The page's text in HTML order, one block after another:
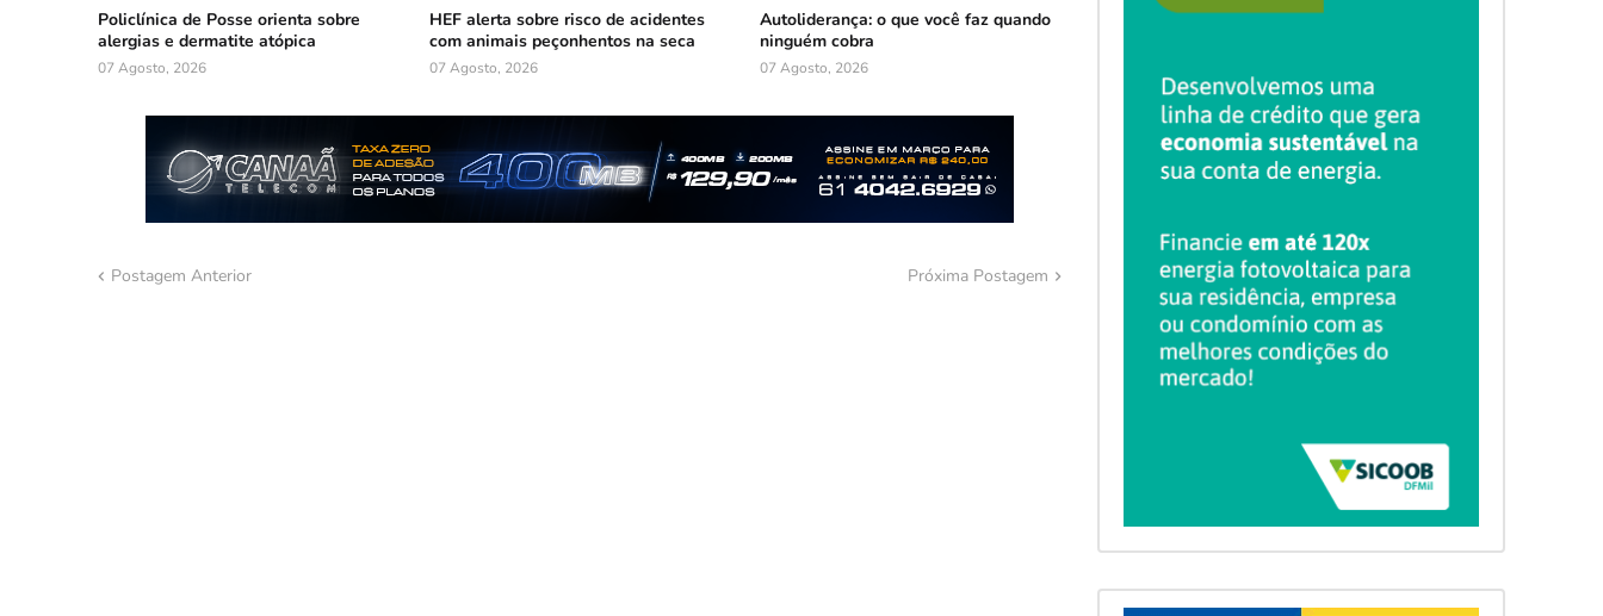
Policlínica de Posse orienta sobre
alergias e dermatite atópica
07 Agosto, 2026
HEF alerta sobre risco de acidentes
com animais peçonhentos na seca
07 Agosto, 2026
Autoliderança: o que você faz quando
ninguém cobra
07 Agosto, 2026
Postagem Anterior Próxima Postagem